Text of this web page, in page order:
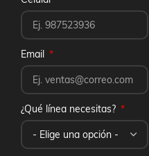
Email
¿Qué línea necesitas?